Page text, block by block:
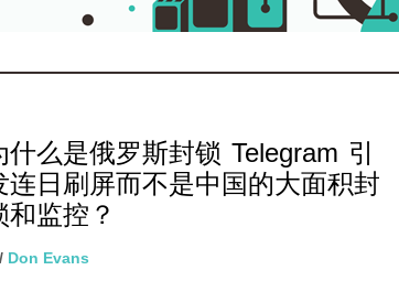
什么是俄罗斯封锁 Telegram 引
连日刷屏而不是中国的大面积封
和监控？
Don Evans